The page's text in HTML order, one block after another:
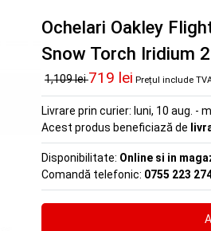
Ochelari Oakley
Snow Torch Iridium
1,109 lei719 lei Prețul include
Livrare prin curier: luni, 10 aug. -
Acest produs beneficiază de
Disponibilitate: Online si in
Comandă telefonic: 0755 223